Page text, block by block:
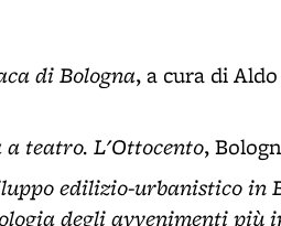
di Bologna, a cura di
a teatro. L'Ottocento,
edilizio-urbanistico in
degli avvenimenti più